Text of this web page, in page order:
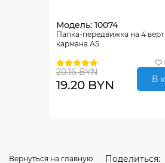
Модель: 10074
Папка-передвижка на 4
кармана А5
20.16 BYN
19.20 BYN В
Поделиться:
Вернуться на главную